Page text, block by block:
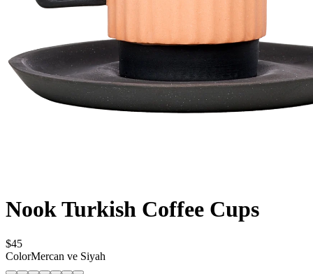
Nook Turkish Coffee Cups
$45
ColorMercan ve Siyah